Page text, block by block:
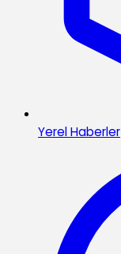
Yerel Haberler